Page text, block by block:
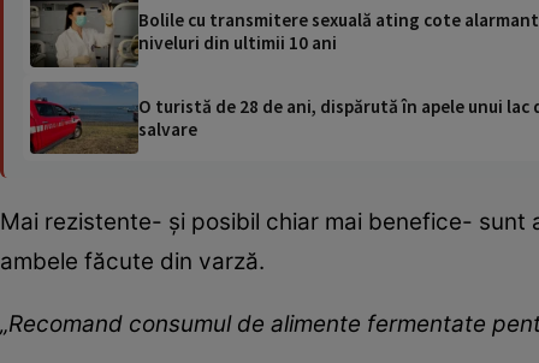
Bolile cu transmitere sexuală ating cote
niveluri din ultimii 10 ani
O turistă de 28 de ani, dispărută în apele unui
salvare
Mai rezistente- și posibil chiar mai benefice-
ambele făcute din varză.
„Recomand consumul de alimente fermentate